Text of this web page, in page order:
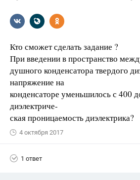
Кто сможет сделать задание ?
При введении в пространство
душного конденсатора твердого
напряжение на
конденсаторе уменьшилось с 400
диэлектриче-
ская проницаемость диэлектрика?
4 октября 2017
1 ответ